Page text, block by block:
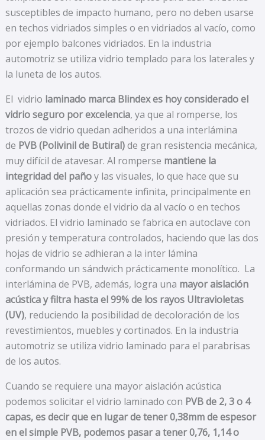
susceptibles de impacto humano, pero no deben usarse
en techos vidriados simples o en vidriados al vacío, como
por ejemplo balcones vidriados. En la industria
automotriz se utiliza vidrio templado para los laterales y
la luneta de los autos.
El vidrio laminado marca Blindex es hoy considerado el
vidrio seguro por excelencia, ya que al romperse, los
trozos de vidrio quedan adheridos a una interlámina
de PVB (Polivinil de Butiral)de gran resistencia mecánica,
muy difícil de atavesar. Al romperse mantiene la
integridad del pañoy las visuales, lo que hace que su
aplicación sea prácticamente infinita, principalmente en
aquellas zonas donde el vidrio da al vacío o en techos
vidriados. El vidrio laminado se fabrica en autoclave con
presión y temperatura controlados, haciendo que las dos
hojas de vidrio se adhieran a la inter lámina
conformando un sándwich prácticamente monolítico. La
interlámina de PVB, además, logra una mayor aislación
acústica y filtra hasta el 99% de los rayos Ultravioletas
(UV), reduciendo la posibilidad de decoloración de los
revestimientos, muebles y cortinados. En la industria
automotriz se utiliza vidrio laminado para el parabrisas
de los autos.
Cuando se requiere una mayor aislación acústica
podemos solicitar el vidrio laminado con PVB de 2, 3 o 4
capas, es decir que en lugar de tener 0,38mm de espesor
en el simple PVB, podemos pasar a tener 0,76, 1,14 o